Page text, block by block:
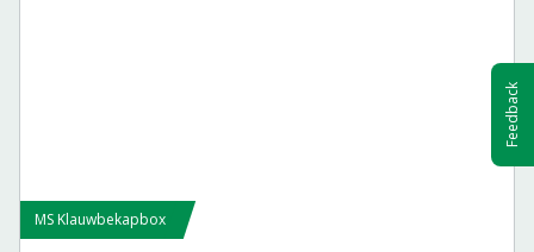
MS Klauwbekapbox
Feedback